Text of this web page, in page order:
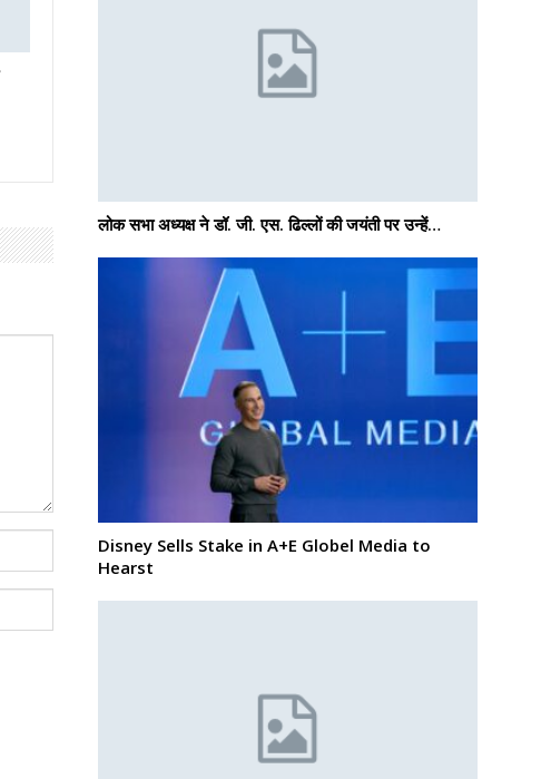
लोक सभा अध्यक्ष ने डॉ. जी. एस. ढिल्लों की जयंती पर उन्हें…
Disney Sells Stake in A+E Globel Media to
Hearst